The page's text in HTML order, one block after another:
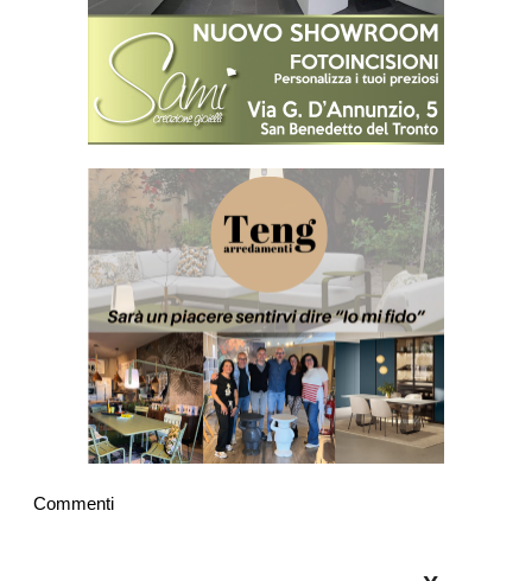
Commenti